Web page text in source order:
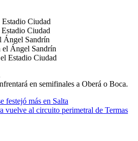
Ciudad
Ciudad
Ángel Sandrín
el Ángel Sandrín
Estadio Ciudad
en semifinales a Oberá o Boca.
festejó más en Salta
vuelve al circuito perimetral de Termas